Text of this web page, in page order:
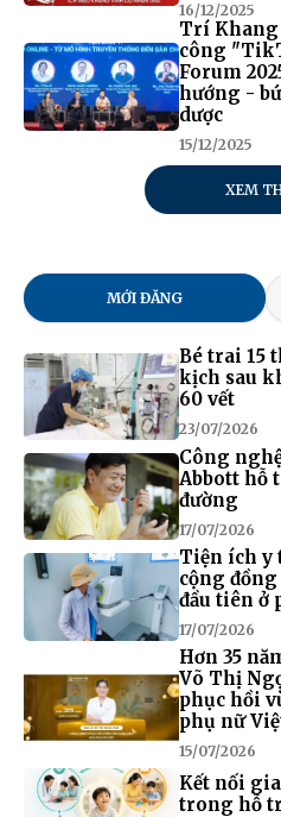
16/12/2025
Trí Khang
công
Forum
hướng -
dược
15/12/2025
XEM
MỚI ĐĂNG
Bé trai 15
kịch sau
60 vết
23/07/2026
Công
Abbott hỗ
đường
17/07/2026
Tiện ích y
cộng
đầu tiên ở
17/07/2026
Hơn 35
Võ Thị
phục hồi
phụ nữ
15/07/2026
Kết nối
trong hỗ